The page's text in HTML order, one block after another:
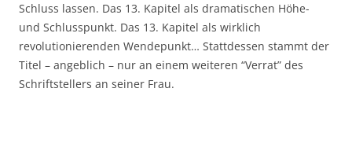
Schluss lassen. Das 13. Kapitel als dramatischen Höhe-
und Schlusspunkt. Das 13. Kapitel als wirklich
revolutionierenden Wendepunkt… Stattdessen stammt der
Titel – angeblich – nur an einem weiteren “Verrat” des
Schriftstellers an seiner Frau.